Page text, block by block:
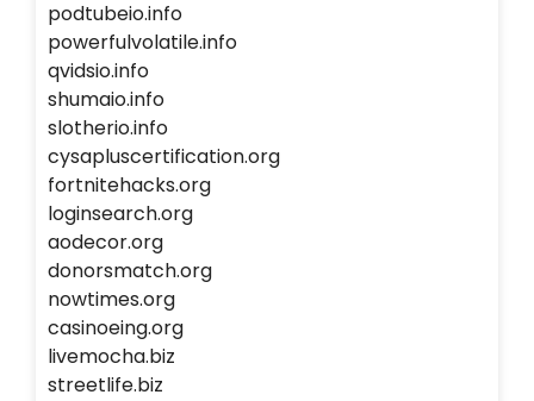
podtubeio.info
powerfulvolatile.info
qvidsio.info
shumaio.info
slotherio.info
cysapluscertification.org
fortnitehacks.org
loginsearch.org
aodecor.org
donorsmatch.org
nowtimes.org
casinoeing.org
livemocha.biz
streetlife.biz